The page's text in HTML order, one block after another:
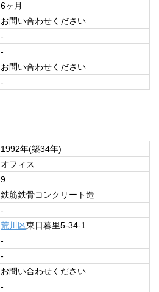
6ヶ月
お問い合わせください
-
-
お問い合わせください
-
1992年(築34年)
オフィス
9
鉄筋鉄骨コンクリート造
-
荒川区東日暮里5-34-1
-
-
お問い合わせください
-